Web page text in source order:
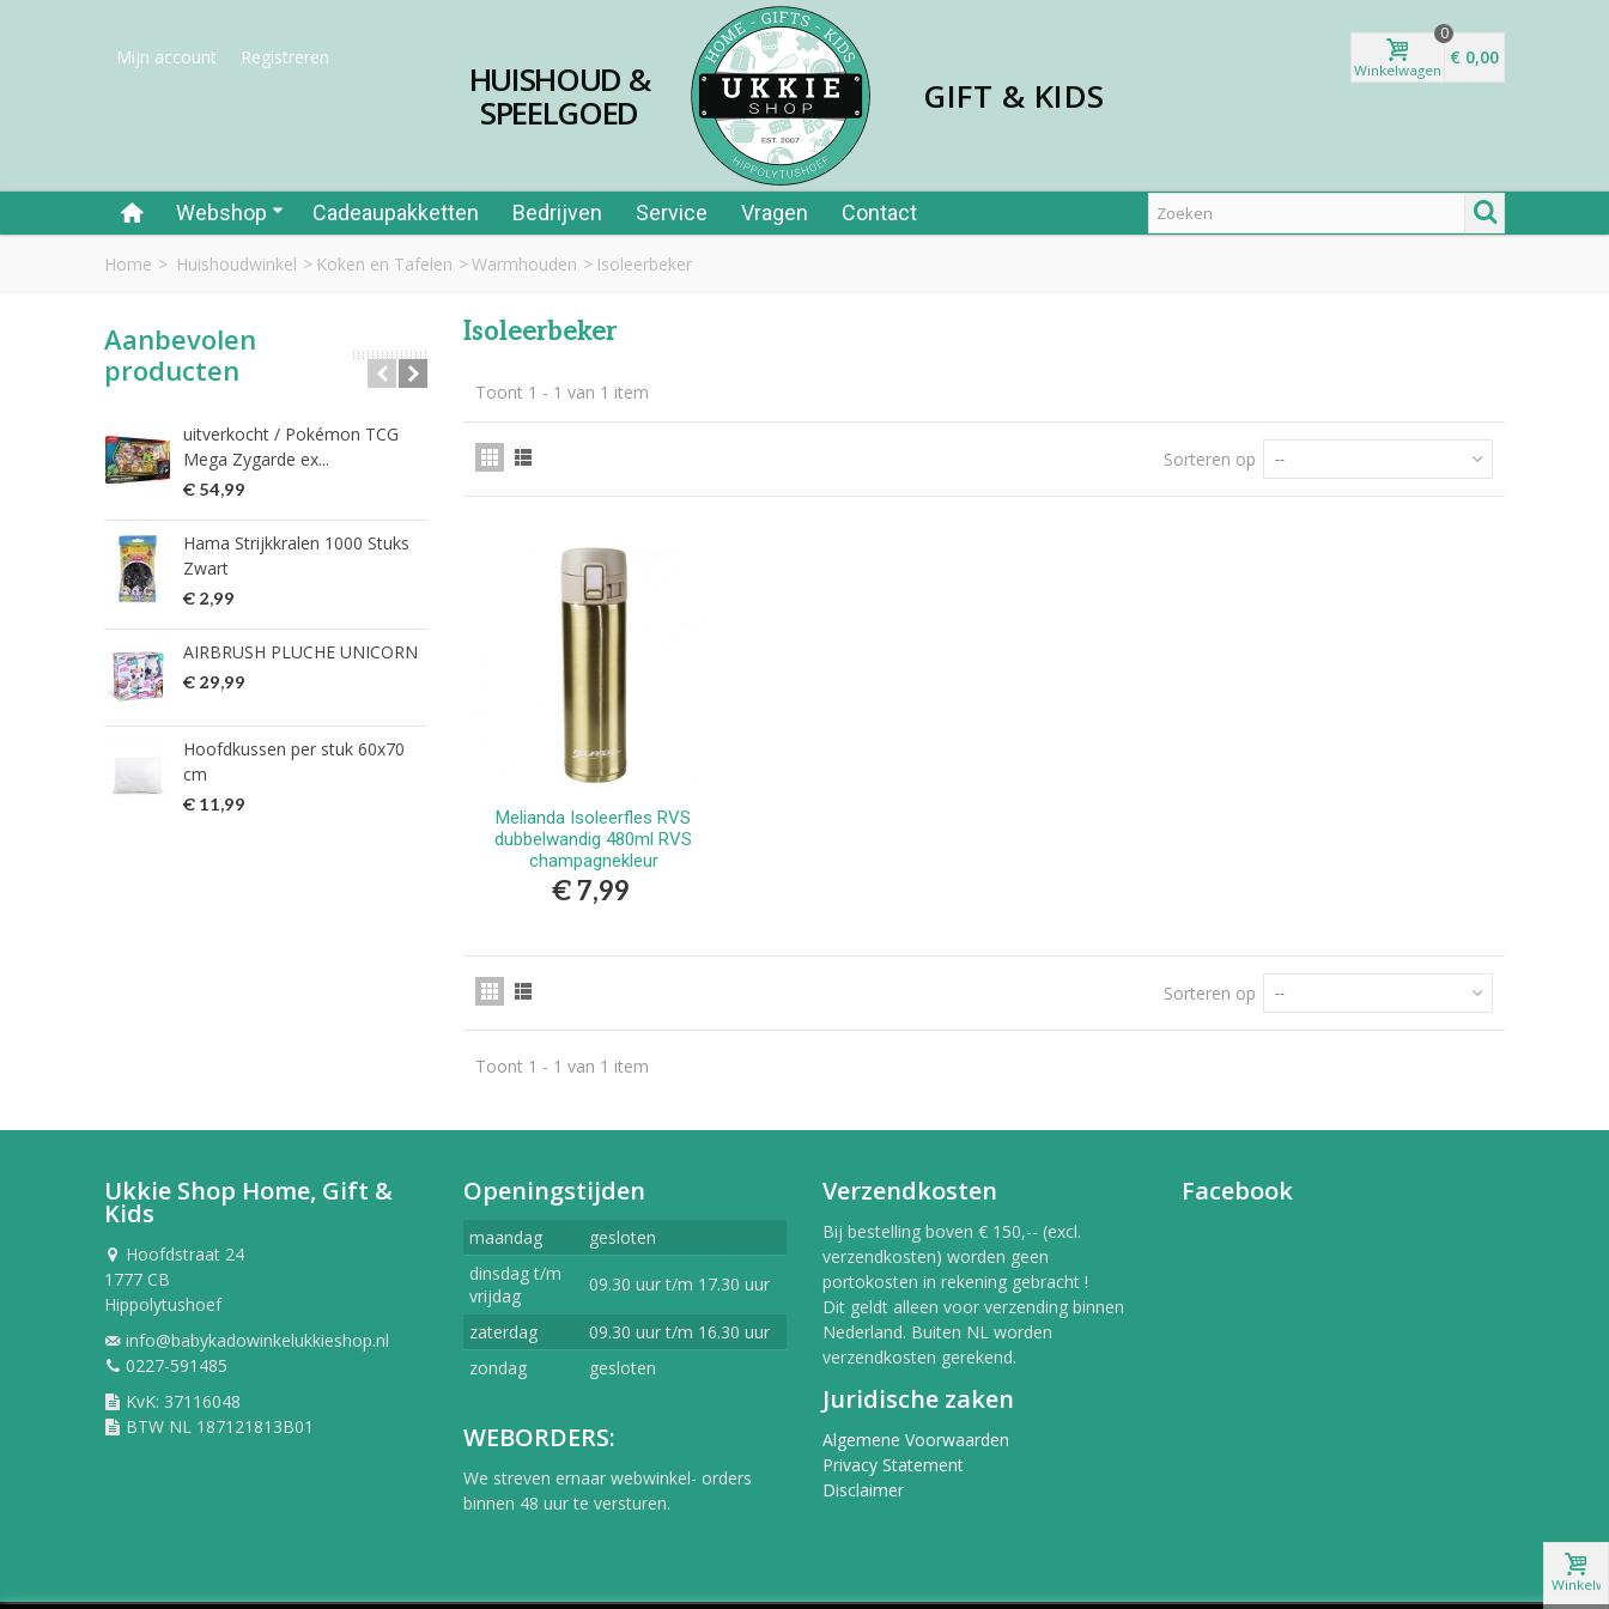
Mijn account Registreren
HUISHOUD &
SPEELGOED GIFT & KIDS
Winkelwagen
0
€ 0,00
Webshop Cadeaupakketten Bedrijven Service Vragen Contact
Home > Huishoudwinkel > Koken en Tafelen > Warmhouden > Isoleerbeker
Aanbevolen
producten
uitverkocht / Pokémon TCG
Mega Zygarde ex...
€ 54,99
Hama Strijkkralen 1000 Stuks
Zwart
€ 2,99
AIRBRUSH PLUCHE UNICORN
€ 29,99
Hoofdkussen per stuk 60x70
cm
€ 11,99
€ 1,99
nederlands
HG vlekkenspray extra sterk/
verwijdert meest...
HG Vlekkenspray / voor vlek
verwijdering en...
Isoleerbeker
Toont 1 - 1 van 1 item
Sorteren op --
Bestellen
Melianda Isoleerfles RVS
dubbelwandig 480ml RVS
champagnekleur
€ 7,99
Sorteren op --
Toont 1 - 1 van 1 item
Ukkie Shop Home, Gift &
Kids
Hoofdstraat 24
1777 CB
Hippolytushoef
info@babykadowinkelukkieshop.nl
0227-591485
KvK: 37116048
BTW NL 187121813B01
Openingstijden
maandag
gesloten
dinsdag t/m
vrijdag
09.30 uur t/m 17.30 uur
zaterdag
09.30 uur t/m 16.30 uur
zondag
gesloten
WEBORDERS:
We streven ernaar webwinkel- orders
binnen 48 uur te versturen.
Verzendkosten
Bij bestelling boven € 150,-- (excl.
verzendkosten) worden geen
portokosten in rekening gebracht !
Dit geldt alleen voor verzending binnen
Nederland. Buiten NL worden
verzendkosten gerekend.
Juridische zaken
Algemene Voorwaarden
Privacy Statement
Disclaimer
Facebook